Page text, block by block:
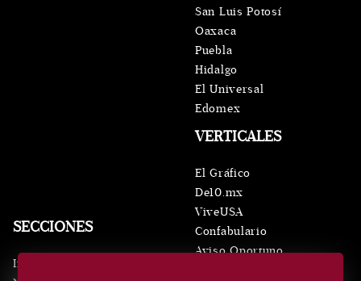
SECCIONES
Inicio
VERTICALES
El Gráfico
De10.mx
ViveUSA
Confabulario
Aviso Oportuno
San Luis Potosí
Oaxaca
Puebla
Hidalgo
El Universal
Edomex